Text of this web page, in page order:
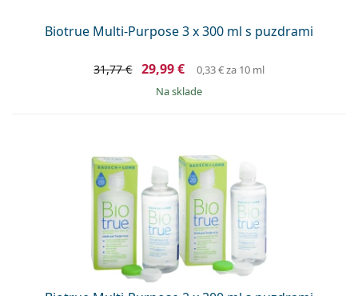
Biotrue Multi-Purpose 3 x 300 ml s puzdrami
31,77 € 29,99 € 0,33 €za 10 ml
na sklade